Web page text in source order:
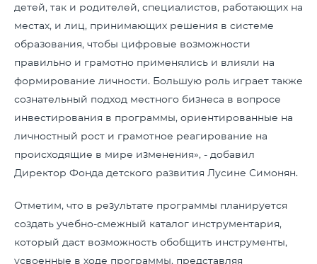
детей, так и родителей, специалистов, работающих на
местах, и лиц, принимающих решения в системе
образования, чтобы цифровые возможности
правильно и грамотно применялись и влияли на
формирование личности. Большую роль играет также
сознательный подход местного бизнеса в вопросе
инвестирования в программы, ориентированные на
личностный рост и грамотное реагирование на
происходящие в мире изменения», - добавил
Директор Фонда детского развития Лусине Симонян.
Отметим, что в результате программы планируется
создать учебно-смежный каталог инструментария,
который даст возможность обобщить инструменты,
усвоенные в ходе программы, представляя